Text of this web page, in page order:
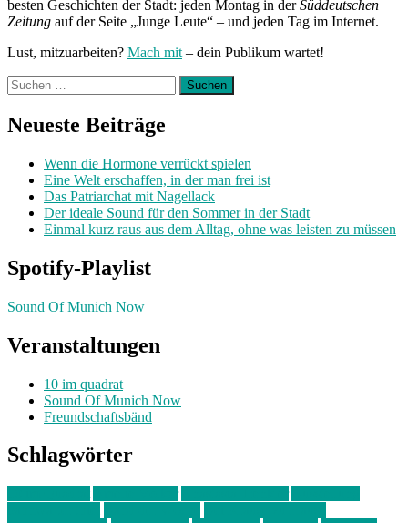
besten Geschichten der Stadt: jeden Montag in derSüddeutschen
Zeitung auf der Seite „Junge Leute“ – und jeden Tag im Internet.
Lust, mitzuarbeiten? Mach mit – dein Publikum wartet!
Suchen
nach:
Neueste Beiträge
Wenn die Hormone verrückt spielen
Eine Welt erschaffen, in der man frei ist
Das Patriarchat mit Nagellack
Der ideale Sound für den Sommer in der Stadt
Einmal kurz raus aus dem Alltag, ohne was leisten zu müssen
Spotify-Playlist
Sound Of Munich Now
Veranstaltungen
10 im quadrat
Sound Of Munich Now
Freundschaftsbänd
Schlagwörter